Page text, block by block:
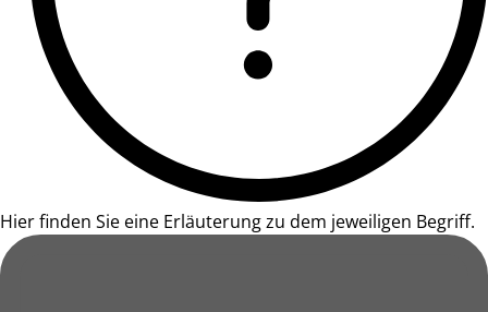
Hier finden Sie eine Erläuterung zu dem jeweiligen Begriff.